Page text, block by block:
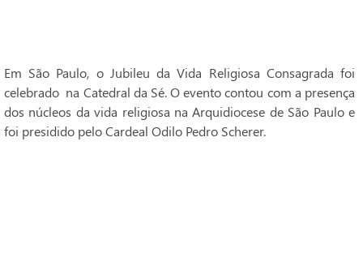
Em São Paulo, o Jubileu da Vida Religiosa Consagrada foi
celebrado na Catedral da Sé. O evento contou com a presença
dos núcleos da vida religiosa na Arquidiocese de São Paulo e
foi presidido pelo Cardeal Odilo Pedro Scherer.